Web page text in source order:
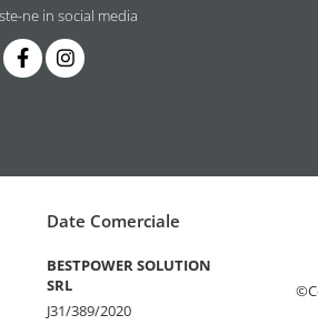
ne in social media
Date Comerciale
BESTPOWER SOLUTION
SRL
J31/389/2020